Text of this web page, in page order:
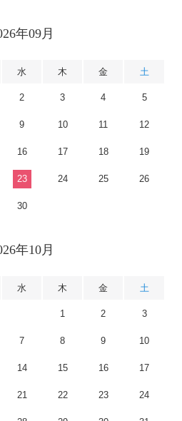
年09月
水 木 金 土
2 3 4 5
9 10 11 12
16 17 18 19
23 24 25 26
30
年10月
水 木 金 土
1 2 3
7 8 9 10
14 15 16 17
21 22 23 24